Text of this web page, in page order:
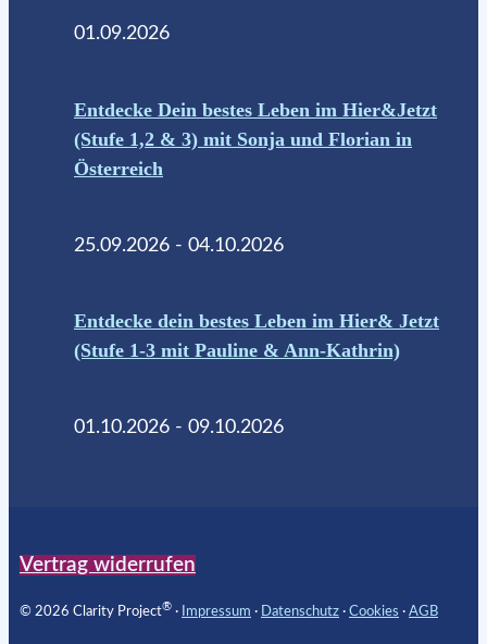
01.09.2026
Entdecke Dein bestes Leben im Hier&Jetzt
(Stufe 1,2 & 3) mit Sonja und Florian in
Österreich
25.09.2026 - 04.10.2026
Entdecke dein bestes Leben im Hier& Jetzt
(Stufe 1-3 mit Pauline & Ann-Kathrin)
01.10.2026 - 09.10.2026
Vertrag widerrufen
© 2026 Clarity Project® ∙ Impressum ∙ Datenschutz ∙ Cookies ∙ AGB